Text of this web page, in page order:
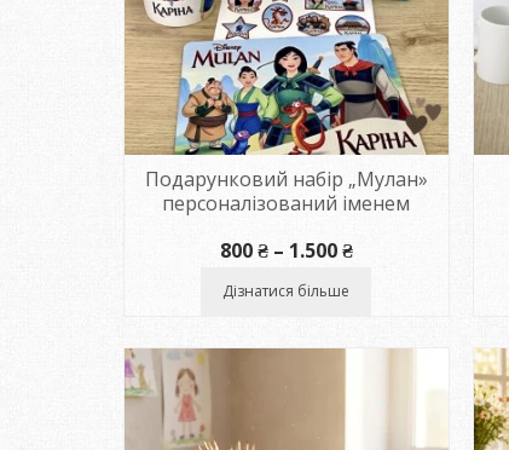
Подарунковий набір „Мулан»
персоналізований іменем
800₴ – 1.500₴Діапазон
1.500 ₴
Дізнатися більше